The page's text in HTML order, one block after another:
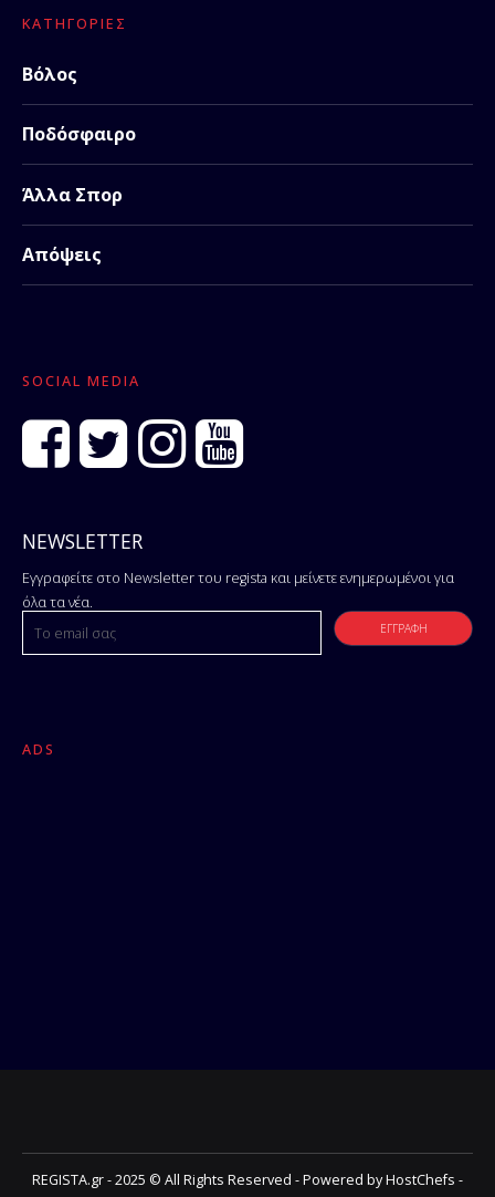
ΚΑΤΗΓΟΡΊΕΣ
Βόλος
Ποδόσφαιρο
Άλλα Σπορ
Απόψεις
SOCIAL MEDIA
NEWSLETTER
Εγγραφείτε στο Newsletter του regista και μείνετε ενημερωμένοι για
όλα τα νέα.
ADS
REGISTA.gr - 2025 © All Rights Reserved - Powered by HostChefs -